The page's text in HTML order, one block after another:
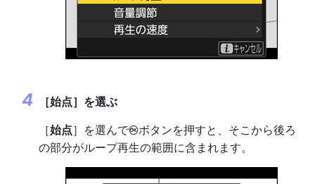
［始点］を選ぶ
［始点］を選んでJボタンを押すと、そこから後ろ
の部分がループ再生の範囲に含まれます。